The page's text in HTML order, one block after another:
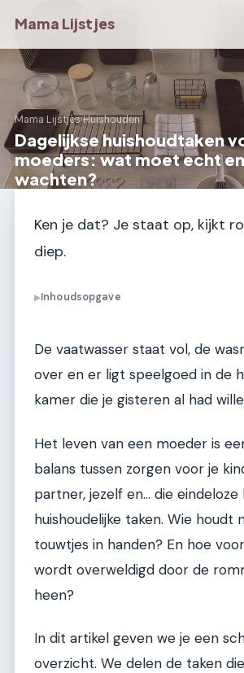
Mama Lijstjes
Mama Lijstjes›Huishouden
Dagelijkse huishoudtaken
moeders: wat moet echt
wachten?
Ken je dat? Je staat op, kijkt
diep.
▶Inhoudsopgave
De vaatwasser staat vol, de
over en er ligt speelgoed in de
kamer die je gisteren al had
Het leven van een moeder is
balans tussen zorgen voor je
partner, jezelf en... die
huishoudelijke taken. Wie houdt
touwtjes in handen? En hoe
wordt overweldigd door de
heen?
In dit artikel geven we je een
overzicht. We delen de taken